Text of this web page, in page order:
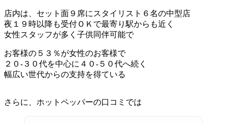
店内は、セット面９席にスタイリスト６名の中型店
夜１９時以降も受付ＯＫで最寄り駅からも近く
女性スタッフが多く子供同伴可能で
お客様の５３％が女性のお客様で
２０-３０代を中心に４０-５０代へ続く
幅広い世代からの支持を得ている
さらに、ホットペッパーの口コミでは